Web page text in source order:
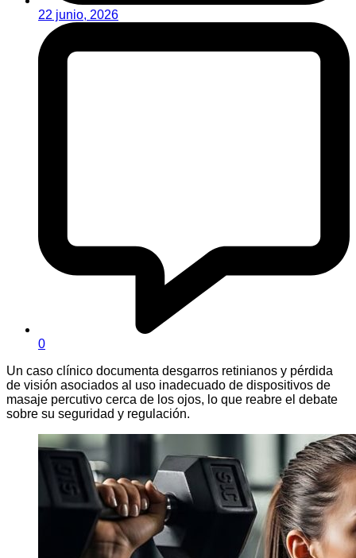
22 junio, 2026
0
Un caso clínico documenta desgarros retinianos y pérdida
de visión asociados al uso inadecuado de dispositivos de
masaje percutivo cerca de los ojos, lo que reabre el debate
sobre su seguridad y regulación.